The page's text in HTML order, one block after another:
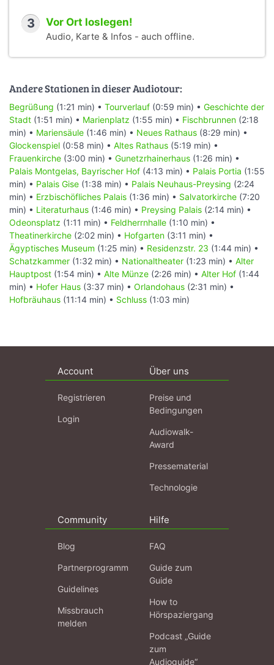
3 Vor Ort loslegen!
Audio, Karte & Infos - auch offline.
Andere Stationen in dieser Audiotour:
Begrüßung (1:21 min) • Tourverlauf (0:59 min) • Geschichte der
Stadt (1:51 min) • Marienplatz (1:55 min) • Fischbrunnen (2:18
min) • Mariensäule (1:46 min) • Neues Rathaus (8:29 min) •
Glockenspiel (0:58 min) • Altes Rathaus (5:19 min) •
Frauenkirche (3:00 min) • Gunetzrhainerhaus (1:26 min) •
Palais Montgelas, Bayrischer Hof (4:13 min) • Palais Portia (1:55
min) • Palais Gise (1:38 min) • Palais Neuhaus-Preysing (2:24
min) • Erzbischöfliches Palais (1:36 min) • Salvatorkirche (7:20
min) • Literaturhaus (1:46 min) • Preysing Palais (2:14 min) •
Odeonsplatz (1:11 min) • Feldherrnhalle (1:10 min) •
Theatinerkirche (2:02 min) • Hofgarten (3:11 min) •
Ägyptisches Museum (1:25 min) • Residenzstr. 23 (1:44 min) •
Schatzkammer (1:32 min) • Nationaltheater (1:23 min) • Alter
Hauptpost (1:54 min) • Alte Münze (2:26 min) • Alter Hof (1:44
min) • Hofer Haus (3:37 min) • Orlandohaus (2:31 min) •
Hofbräuhaus (11:14 min) • Schluss (1:03 min)
Account
Registrieren
Login
Über uns
Preise und
Bedingungen
Audiowalk-
Award
Pressematerial
Technologie
Community
Blog
Partnerprogramm
Guidelines
Missbrauch
melden
Hilfe
FAQ
Guide zum
Guide
How to
Hörspaziergang
Podcast „Guide
zum
Audioguide“